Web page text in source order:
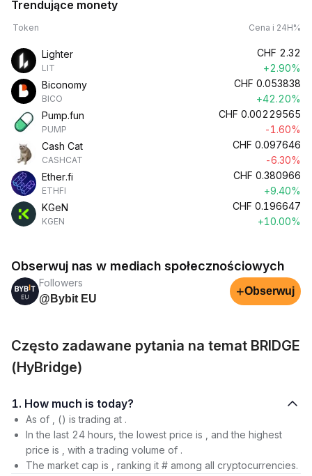
Trendujące monety
Token Cena i 24H%
Lighter
LIT
CHF 2.32
+2.90%
Biconomy
BICO
CHF 0.053838
+42.20%
Pump.fun
PUMP
CHF 0.00229565
-1.60%
Cash Cat
CASHCAT
CHF 0.097646
-6.30%
Ether.fi
ETHFI
CHF 0.380966
+9.40%
KGeN
KGEN
CHF 0.196647
+10.00%
Obserwuj nas w mediach społecznościowych
Followers
@Bybit EU
+Obserwuj
Często zadawane pytania na temat BRIDGE
(HyBridge)
1. How much is today?
As of , () is trading at .
In the last 24 hours, the lowest price is , and the highest
price is , with a trading volume of .
The market cap is , ranking it # among all cryptocurrencies.